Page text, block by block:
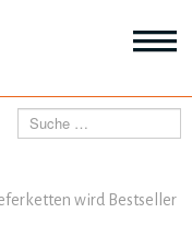
THEMEN
Suchen
wird Bestseller